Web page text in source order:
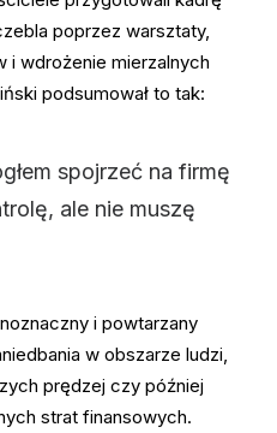
poprzez warsztaty,
i wdrożenie mierzalnych
podsumował to tak:
spojrzeć na firmę
ale nie muszę
i powtarzany
w obszarze ludzi,
prędzej czy później
strat finansowych.